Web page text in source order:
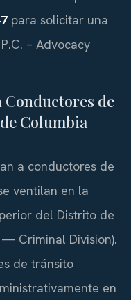
para solicitar una
– Advocacy
Conductores de
Columbia
a conductores de
ventilan en la
del Distrito de
Criminal Division).
de tránsito
en